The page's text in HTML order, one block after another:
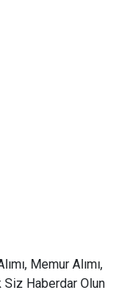
Memur Alımı,
Haberdar Olun